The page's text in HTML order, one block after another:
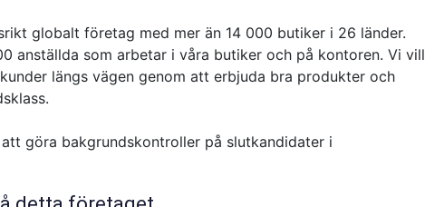
globalt företag med mer än 14 000 butiker i 26 länder.
anställda som arbetar i våra butiker och på kontoren. Vi vill
längs vägen genom att erbjuda bra produkter och
göra bakgrundskontroller på slutkandidater i